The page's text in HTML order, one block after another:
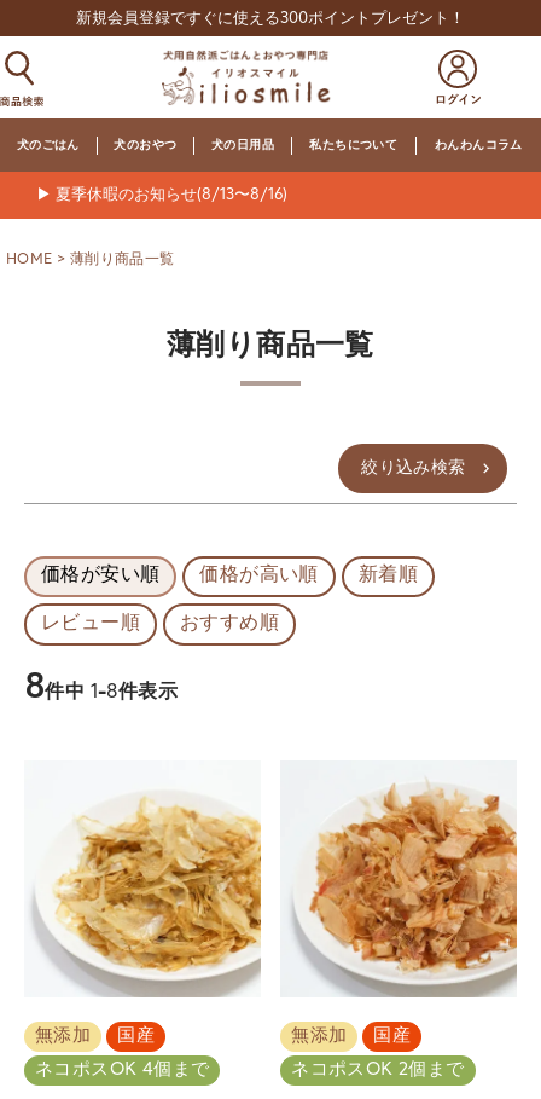
新規会員登録ですぐに使える300ポイントプレゼント！
犬のごはん 犬のおやつ 犬の日用品 私たちについて わんわんコラム
▶ 夏季休暇のお知らせ(8/13〜8/16)
HOME 薄削り商品一覧
薄削り商品一覧
絞り込み検索
価格が安い順 価格が高い順 新着順
レビュー順 おすすめ順
8件中 1-8件表示
無添加
国産
ネコポスOK 4個まで
無添加
国産
ネコポスOK 2個まで